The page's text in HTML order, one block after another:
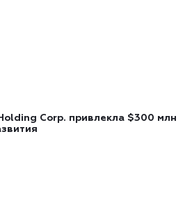
Corp. привлекла $300 млн